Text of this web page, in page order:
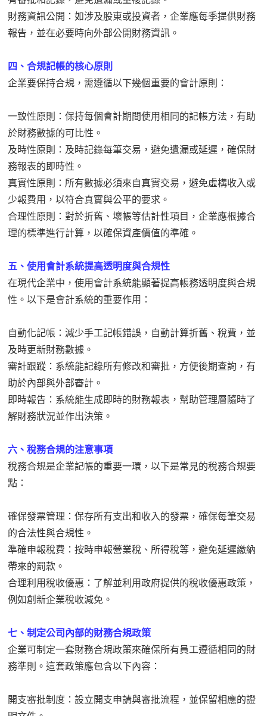
財務資訊公開：如涉及股東或投資者，企業應每季提供財務
報告，並在必要時向外部公開財務資訊。
四、合規記帳的核心原則
企業要保持合規，需遵循以下幾個重要的會計原則：
一致性原則：保持每個會計期間使用相同的記帳方法，有助
於財務數據的可比性。
及時性原則：及時記錄每筆交易，避免遺漏或延遲，確保財
務報表的即時性。
真實性原則：所有數據必須來自真實交易，避免虛構收入或
少報費用，以符合真實與公平的要求。
合理性原則：對於折舊、壞帳等估計性項目，企業應根據合
理的標準進行計算，以確保資產價值的準確。
五、使用會計系統提高透明度與合規性
在現代企業中，使用會計系統能顯著提高帳務透明度與合規
性。以下是會計系統的重要作用：
自動化記帳：減少手工記帳錯誤，自動計算折舊、稅費，並
及時更新財務數據。
審計跟蹤：系統能記錄所有修改和審批，方便後期查詢，有
助於內部與外部審計。
即時報告：系統能生成即時的財務報表，幫助管理層隨時了
解財務狀況並作出決策。
六、稅務合規的注意事項
稅務合規是企業記帳的重要一環，以下是常見的稅務合規要
點：
確保發票管理：保存所有支出和收入的發票，確保每筆交易
的合法性與合規性。
準確申報稅費：按時申報營業稅、所得稅等，避免延遲繳納
帶來的罰款。
合理利用稅收優惠：了解並利用政府提供的稅收優惠政策，
例如創新企業稅收減免。
七、制定公司內部的財務合規政策
企業可制定一套財務合規政策來確保所有員工遵循相同的財
務準則。這套政策應包含以下內容：
開支審批制度：設立開支申請與審批流程，並保留相應的證